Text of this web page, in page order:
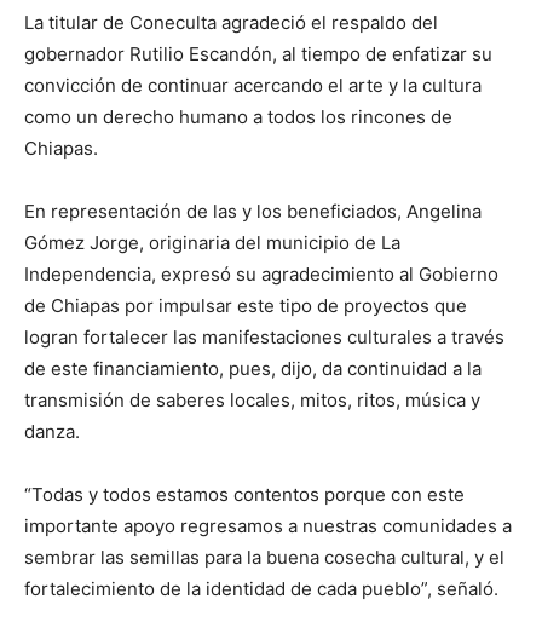
La titular de Coneculta agradeció el respaldo del
gobernador Rutilio Escandón, al tiempo de enfatizar su
convicción de continuar acercando el arte y la cultura
como un derecho humano a todos los rincones de
Chiapas.
En representación de las y los beneficiados, Angelina
Gómez Jorge, originaria del municipio de La
Independencia, expresó su agradecimiento al Gobierno
de Chiapas por impulsar este tipo de proyectos que
logran fortalecer las manifestaciones culturales a través
de este financiamiento, pues, dijo, da continuidad a la
transmisión de saberes locales, mitos, ritos, música y
danza.
“Todas y todos estamos contentos porque con este
importante apoyo regresamos a nuestras comunidades a
sembrar las semillas para la buena cosecha cultural, y el
fortalecimiento de la identidad de cada pueblo”, señaló.